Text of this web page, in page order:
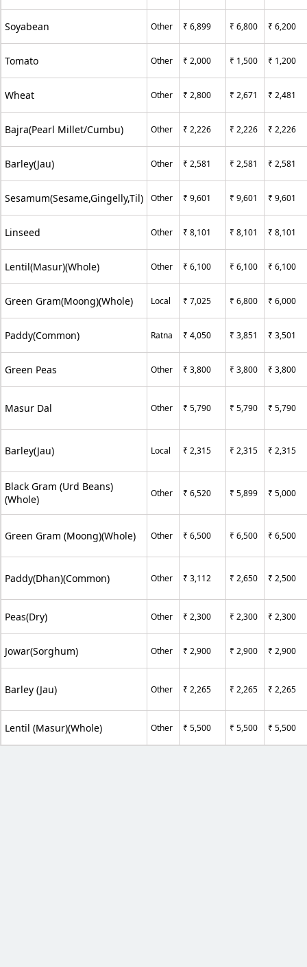
Soyabean Other ₹ 6,899 ₹ 6,800 ₹ 6,200
Tomato Other ₹ 2,000 ₹ 1,500 ₹ 1,200
Wheat Other ₹ 2,800 ₹ 2,671 ₹ 2,481
Bajra(Pearl Millet/Cumbu) Other ₹ 2,226 ₹ 2,226 ₹ 2,226
Barley(Jau) Other ₹ 2,581 ₹ 2,581 ₹ 2,581
Sesamum(Sesame,Gingelly,Til) Other ₹ 9,601 ₹ 9,601 ₹ 9,601
Linseed Other ₹ 8,101 ₹ 8,101 ₹ 8,101
Lentil(Masur)(Whole) Other ₹ 6,100 ₹ 6,100 ₹ 6,100
Green Gram(Moong)(Whole) Local ₹ 7,025 ₹ 6,800 ₹ 6,000
Paddy(Common) Ratna ₹ 4,050 ₹ 3,851 ₹ 3,501
Green Peas Other ₹ 3,800 ₹ 3,800 ₹ 3,800
Masur Dal Other ₹ 5,790 ₹ 5,790 ₹ 5,790
Barley(Jau) Local ₹ 2,315 ₹ 2,315 ₹ 2,315
Black Gram (Urd Beans)
(Whole)
Other ₹ 6,520 ₹ 5,899 ₹ 5,000
Green Gram (Moong)(Whole) Other ₹ 6,500 ₹ 6,500 ₹ 6,500
Paddy(Dhan)(Common) Other ₹ 3,112 ₹ 2,650 ₹ 2,500
Peas(Dry) Other ₹ 2,300 ₹ 2,300 ₹ 2,300
Jowar(Sorghum) Other ₹ 2,900 ₹ 2,900 ₹ 2,900
Barley (Jau) Other ₹ 2,265 ₹ 2,265 ₹ 2,265
Lentil (Masur)(Whole) Other ₹ 5,500 ₹ 5,500 ₹ 5,500